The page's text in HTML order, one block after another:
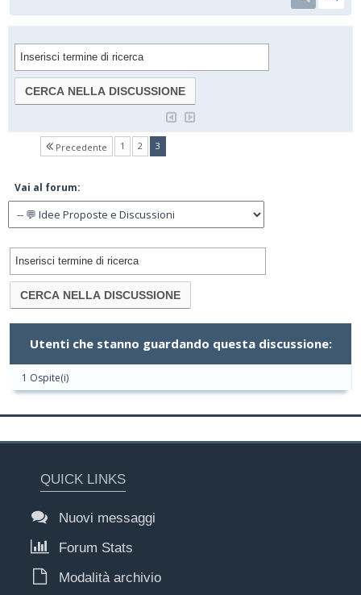
Precedente 1 2 3(current)
Vai al forum:
Utenti che stanno guardando questa discussione:
1 Ospite(i)
QUICK LINKS
Nuovi messaggi
Forum Stats
Modalità archivio